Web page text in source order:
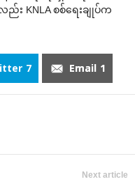
း KNLA စစ်‌ရေးချုပ်က
7 Email 1
Next article